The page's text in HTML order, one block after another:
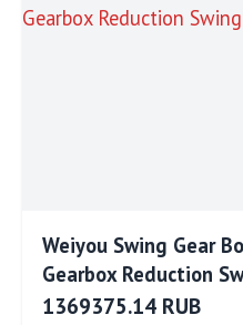
Weiyou Swing Gear
Gearbox Reduction
1369375.14 RUB